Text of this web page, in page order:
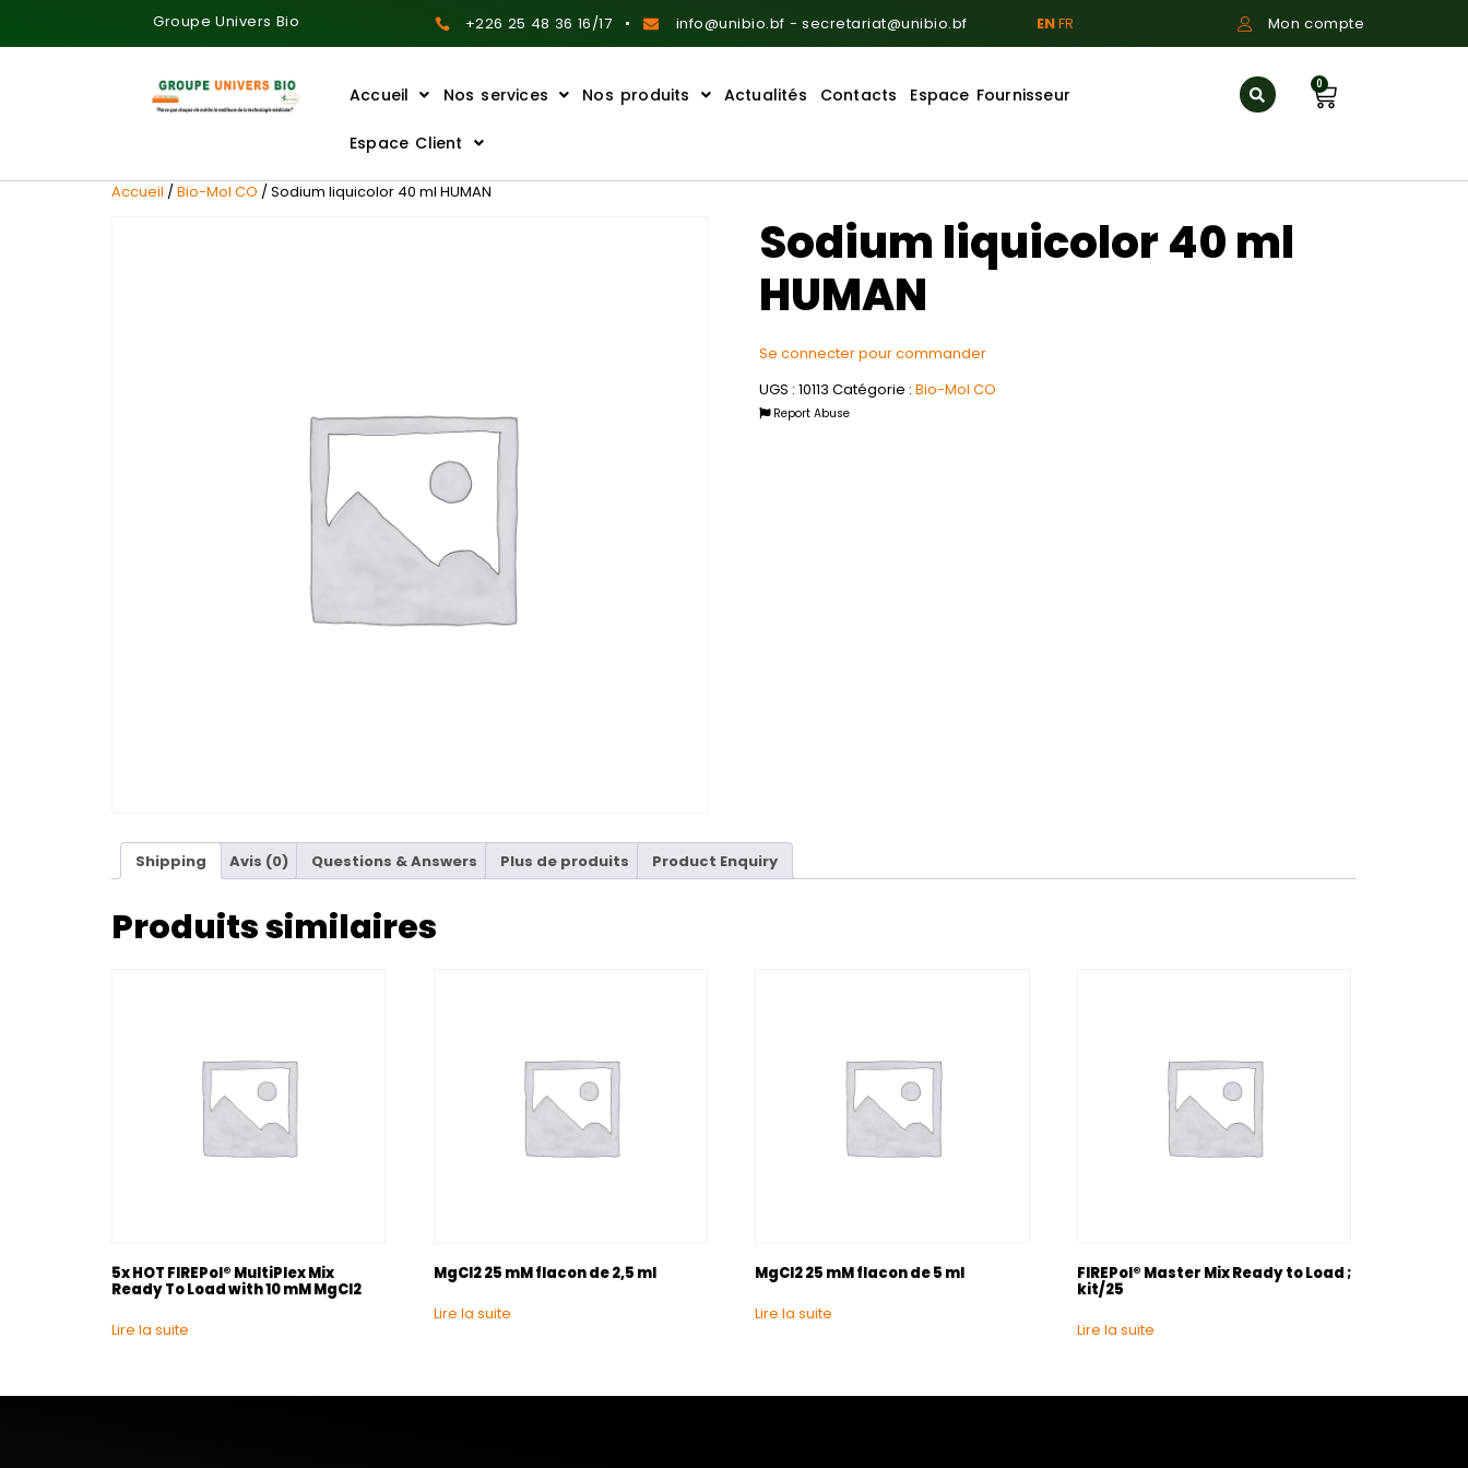
Groupe Univers Bio +226 25 48 36 16/17 info@unibio.bf - secretariat@unibio.bf ENFR Mon compte
Accueil Nos services Nos produits Actualités Contacts Espace Fournisseur
Espace Client
0
Accueil /Bio-Mol CO / Sodium liquicolor 40 ml HUMAN
Sodium liquicolor 40 ml
HUMAN
Se connecter pour commander
UGS : 10113 Catégorie : Bio-Mol CO
Report Abuse
Shipping Avis (0) Questions & Answers Plus de produits Product Enquiry
Produits similaires
5x HOT FIREPol® MultiPlex Mix
Ready To Load with 10 mM MgCl2
Lire la suite
MgCl2 25 mM flacon de 2,5 ml
Lire la suite
MgCl2 25 mM flacon de 5 ml
Lire la suite
FIREPol® Master Mix Ready to Load ;
kit/25
Lire la suite